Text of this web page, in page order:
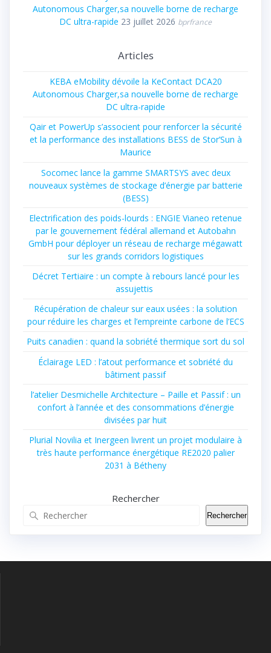
Autonomous Charger,sa nouvelle borne de recharge
DC ultra-rapide 23 juillet 2026 bprfrance
Articles
KEBA eMobility dévoile la KeContact DCA20
Autonomous Charger,sa nouvelle borne de recharge
DC ultra-rapide
Qair et PowerUp s’associent pour renforcer la sécurité
et la performance des installations BESS de Stor’Sun à
Maurice
Socomec lance la gamme SMARTSYS avec deux
nouveaux systèmes de stockage d’énergie par batterie
(BESS)
Electrification des poids-lourds : ENGIE Vianeo retenue
par le gouvernement fédéral allemand et Autobahn
GmbH pour déployer un réseau de recharge mégawatt
sur les grands corridors logistiques
Décret Tertiaire : un compte à rebours lancé pour les
assujettis
Récupération de chaleur sur eaux usées : la solution
pour réduire les charges et l’empreinte carbone de l’ECS
Puits canadien : quand la sobriété thermique sort du sol
Éclairage LED : l’atout performance et sobriété du
bâtiment passif
l’atelier Desmichelle Architecture – Paille et Passif : un
confort à l’année et des consommations d’énergie
divisées par huit
Plurial Novilia et Inergeen livrent un projet modulaire à
très haute performance énergétique RE2020 palier
2031 à Bétheny
Rechercher
Rechercher